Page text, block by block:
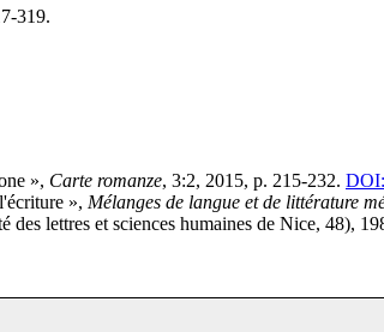
319.
», Carte romanze, 3:2, 2015, p. 215-232.
», Mélanges de langue et de littérature
lettres et sciences humaines de Nice, 48),